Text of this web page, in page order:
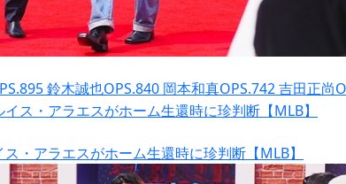
鈴木誠也OPS.840 岡本和真OPS.742 吉田正
ス・アラエスがホーム生還時に珍判断【MLB】